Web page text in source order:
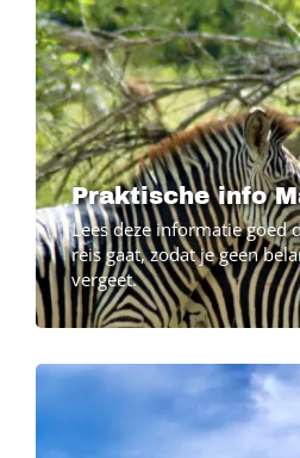
Praktische info
Lees deze informatie goed
reis gaat, zodat je geen
vergeet.